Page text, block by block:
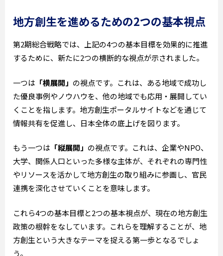
地方創生を進めるための2つの基本視点
第2期総合戦略では、上記の4つの基本目標を効果的に推進
するために、新たに2つの横断的な視点が示されました。
一つは 「横展開」 の視点です。これは、ある地域で成功し
た優良事例やノウハウを、他の地域でも応用・展開してい
くことを指します。地方創生ポータルサイトなどを通じて
情報共有を促進し、日本全体の底上げを図ります。
もう一つは 「縦展開」 の視点です。これは、企業やNPO、
大学、関係人口といった多様な主体が、それぞれの専門性
やリソースを活かして地方創生の取り組みに参画し、官民
連携を深化させていくことを意味します。
これら4つの基本目標と2つの基本視点が、現在の地方創生
政策の根幹をなしています。これらを理解することが、地
方創生という大きなテーマを捉える第一歩となるでしょ
う。